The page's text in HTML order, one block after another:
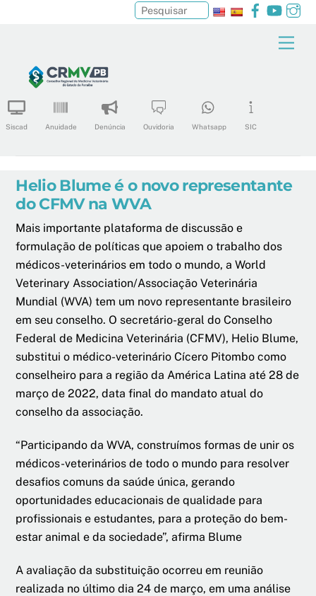
content
Facebook
Siscad Anuidade Denúncia Ouvidoria Whatsapp SIC
Pesquisar
Helio Blume é o novo representante
do CFMV na WVA
Mais importante plataforma de discussão e
formulação de políticas que apoiem o trabalho dos
médicos-veterinários em todo o mundo, a World
Veterinary Association/Associação Veterinária
Mundial (WVA) tem um novo representante brasileiro
em seu conselho. O secretário-geral do Conselho
Federal de Medicina Veterinária (CFMV), Helio Blume,
substitui o médico-veterinário Cícero Pitombo como
conselheiro para a região da América Latina até 28 de
março de 2022, data final do mandato atual do
conselho da associação.
“Participando da WVA, construímos formas de unir os
médicos-veterinários de todo o mundo para resolver
desafios comuns da saúde única, gerando
oportunidades educacionais de qualidade para
profissionais e estudantes, para a proteção do bem-
estar animal e da sociedade”, afirma Blume
A avaliação da substituição ocorreu em reunião
realizada no último dia 24 de março, em uma análise